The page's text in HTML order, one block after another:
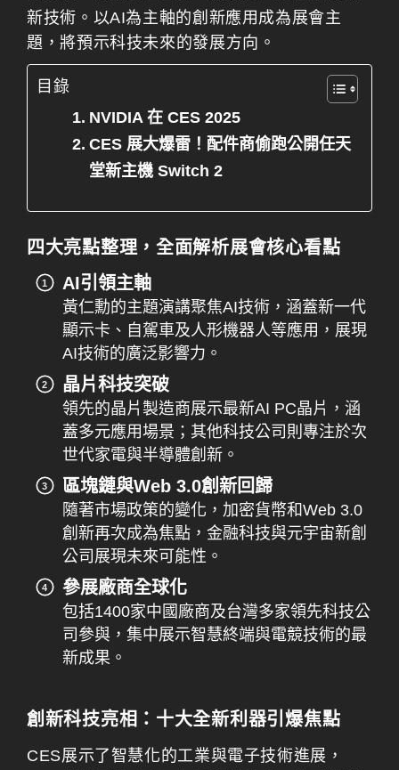
新技術。以AI為主軸的創新應用成為展會主
題，將預示科技未來的發展方向。
目錄
NVIDIA 在 CES 2025
CES 展大爆雷！配件商偷跑公開任天
堂新主機 Switch 2
四大亮點整理，全面解析展會核心看點
AI引領主軸
黃仁勳的主題演講聚焦AI技術，涵蓋新一代
顯示卡、自駕車及人形機器人等應用，展現
AI技術的廣泛影響力。
晶片科技突破
領先的晶片製造商展示最新AI PC晶片，涵
蓋多元應用場景；其他科技公司則專注於次
世代家電與半導體創新。
區塊鏈與Web 3.0創新回歸
隨著市場政策的變化，加密貨幣和Web 3.0
創新再次成為焦點，金融科技與元宇宙新創
公司展現未來可能性。
參展廠商全球化
包括1400家中國廠商及台灣多家領先科技公
司參與，集中展示智慧終端與電競技術的最
新成果。
創新科技亮相：十大全新利器引爆焦點
CES展示了智慧化的工業與電子技術進展，